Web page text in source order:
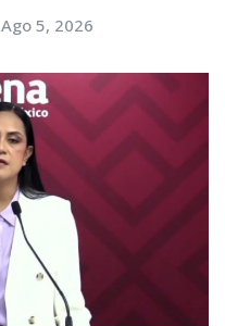
Ago 5, 2026